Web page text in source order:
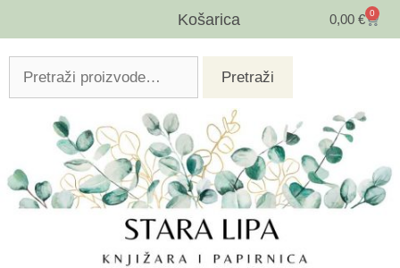
Košarica 0,00 € 0
Pretraži